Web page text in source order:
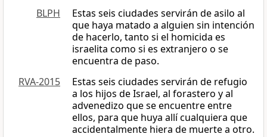
BLPH
Estas seis ciudades servirán de asilo al
que haya matado a alguien sin intención
de hacerlo, tanto si el homicida es
israelita como si es extranjero o se
encuentra de paso.
RVA-2015
Estas seis ciudades servirán de refugio
a los hijos de Israel, al forastero y al
advenedizo que se encuentre entre
ellos, para que huya allí cualquiera que
accidentalmente hiera de muerte a otro.